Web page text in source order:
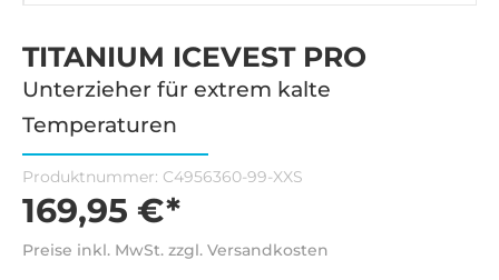
TITANIUM ICEVEST PRO
Unterzieher für extrem kalte
Temperaturen
Produktnummer: C4956360-99-XXS
169,95 €*
Preise inkl. MwSt. zzgl. Versandkosten